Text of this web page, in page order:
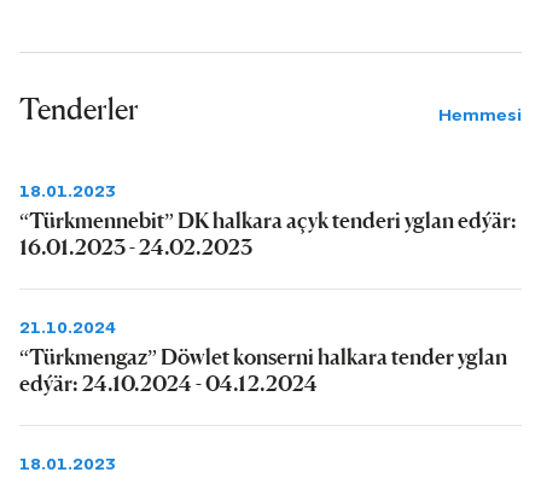
Tenderler Hemmesi
18.01.2023
“Türkmennebit” DK halkara açyk tenderi yglan edýär:
16.01.2023 - 24.02.2023
21.10.2024
“Türkmengaz” Döwlet konserni halkara tender yglan
edýär: 24.10.2024 - 04.12.2024
18.01.2023